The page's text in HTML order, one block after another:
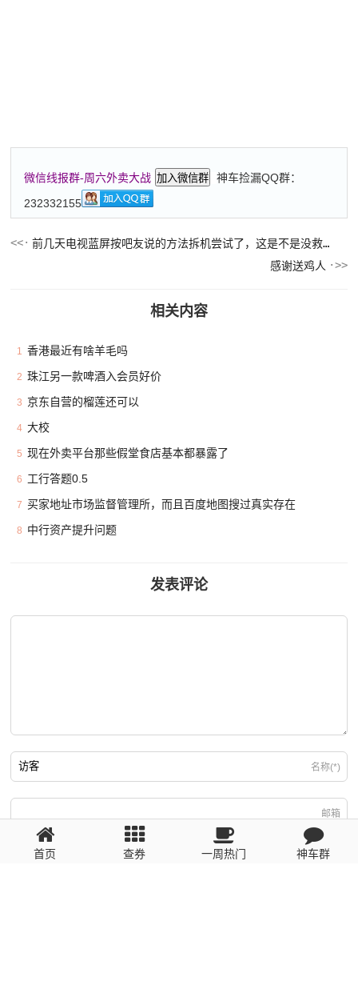
微信线报群-周六外卖大战 加入微信群
神车捡漏QQ群：
232332155
前几天电视蓝屏按吧友说的方法拆机尝试了，这是不是没救了，果
感谢送鸡人
相关内容
1 香港最近有啥羊毛吗
2 珠江另一款啤酒入会员好价
3 京东自营的榴莲还可以
4 大校
5 现在外卖平台那些假堂食店基本都暴露了
6 工行答题0.5
7 买家地址市场监督管理所，而且百度地图搜过真实存在
8 中行资产提升问题
发表评论
名称(*)
邮箱
回复需填写必要信息
首页 查券 一周热门 神车群